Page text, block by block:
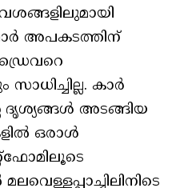
അപകടത്തിന്
കാര്‍
ദൃശ്യങ്ങള്‍ അടങ്ങിയ
ഒരാള്‍